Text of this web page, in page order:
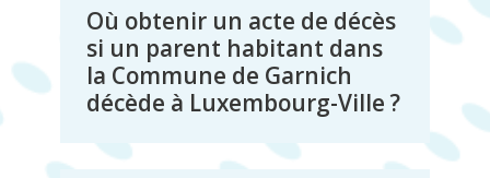
Où obtenir un acte de décès
si un parent habitant dans
la Commune de Garnich
décède à Luxembourg-Ville ?